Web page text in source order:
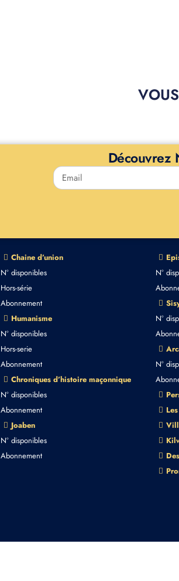
Découvrez
Chaine d’union
N° disponibles
Hors-série
Abonnement
Humanisme
N° disponibles
Hors-serie
Abonnement
Chroniques d’histoire maçonnique
N° disponibles
Abonnement
Joaben
N° disponibles
Abonnement
N°
N°
N°